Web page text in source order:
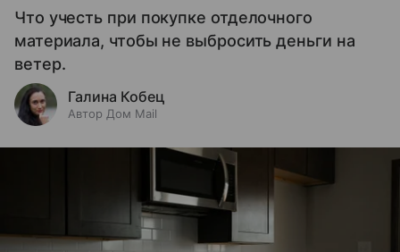
Что учесть при покупке отделочного
материала, чтобы не выбросить деньги на
ветер.
Галина Кобец
Автор Дом Mail